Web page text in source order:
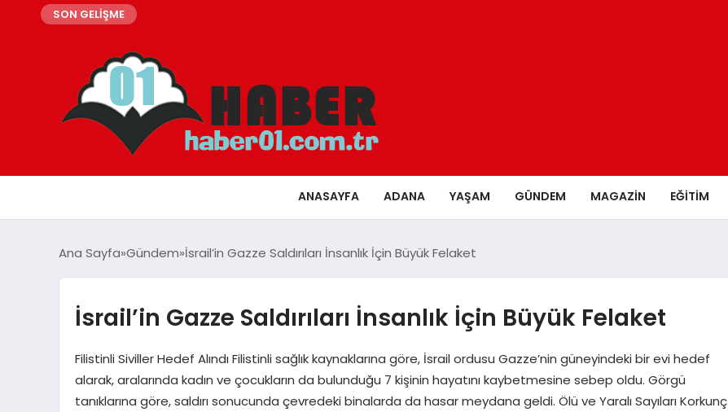
SON GELİŞME
ANASAYFA ADANA YAŞAM GÜNDEM MAGAZIN EĞITIM
Ana Sayfa Gündem İsrail’in Gazze Saldırıları İnsanlık İçin Büyük Felaket
İsrail’in Gazze Saldırıları İnsanlık İçin Büyük Felaket
Filistinli Siviller Hedef Alındı Filistinli sağlık kaynaklarına göre, İsrail ordusu Gazze’nin güneyindeki bir evi hedef
alarak, aralarında kadın ve çocukların da bulunduğu 7 kişinin hayatını kaybetmesine sebep oldu. Görgü
tanıklarına göre, saldırı sonucunda çevredeki binalarda da hasar meydana geldi. Ölü ve Yaralı Sayıları Korkunç